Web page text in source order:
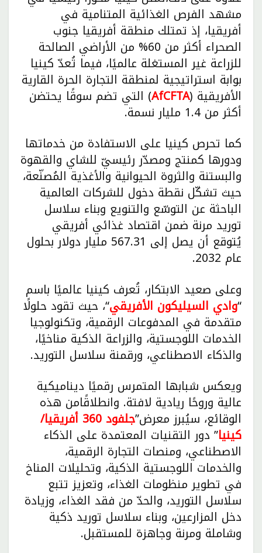
مشهد الفرص الغذائية المتنامية في
أفريقيا، إذ تمتلك منطقة أفريقيا جنوب
الصحراء أكثر من 60% من الأراضي الصالحة
للزراعة غير المستغلة عالميًا، فيما تُعدّ كينيا
بوابة استراتيجية لمنطقة التجارة الحرة القارية
الأفريقية (AfCFTA) التي تضم سوقًا يحتضن
أكثر من 1.4 مليار نسمة.
كما تحرص كينيا على الاستفادة من خدماتها
ودورها كمنتج ومصدّر رئيسيّ للشاي والقهوة
والبستنة والثروة الحيوانية والأغذية المُصنّعة،
حيث تشكّل نقطة دخول للشركات العالمية
الباحثة عن التوسّع والتنويع وبناء سلاسل
توريد مرنة ضمن اقتصاد غذائي أفريقي
يُتوقع أن يصل إلى 567.31 مليار دولار بحلول
عام 2032.
وعلى صعيد الابتكار، تُعرف كينيا عالميًا باسم
“وادي السيليكون الأفريقي“، حيث تقود حلولًا
متقدمة في المدفوعات الرقمية، وتكنولوجيا
الخدمات اللوجستية، والزراعة الذكية مناخيًا،
والذكاء الاصطناعي، ورقمنة سلاسل التوريد.
ويعكس شبابها المتمرس رقميًا ديناميكية
عالية وروحًا ريادية لافتة. وانطلاقًامن هذه
الوقائع، سيُبرز معرض”جلفود 360 أفريقيا/
كينيا” دور التقنيات المعتمدة على الذكاء
الاصطناعي، ومنصات التجارة الرقمية،
والخدمات اللوجستية الذكية، وتحليلات المناخ
في تطوير منظومات الغذاء، وتعزيز تتبع
سلاسل التوريد، والحدّ من فقد الغذاء، وزيادة
دخل المزارعين، وبناء سلاسل توريد ذكية
وشاملة ومرنة وجاهزة للمستقبل.